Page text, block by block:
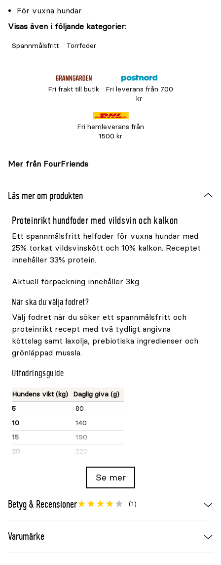
För vuxna hundar
Visas även i följande kategorier:
Spannmålsfritt Torrfoder
Fri frakt till butik
Fri leverans från 700
kr
Fri hemleverans från
1500 kr
Mer från FourFriends
Läs mer om produkten
Proteinrikt hundfoder med vildsvin och kalkon
Ett spannmålsfritt helfoder för vuxna hundar med
25% torkat vildsvinskött och 10% kalkon. Receptet
innehåller 33% protein.
Aktuell förpackning innehåller 3kg.
När ska du välja fodret?
Välj fodret när du söker ett spannmålsfritt och
proteinrikt recept med två tydligt angivna
köttslag samt laxolja, prebiotiska ingredienser och
grönläppad mussla.
Utfodringsguide
Hundens vikt (kg)
Daglig giva (g)
5
80
10
140
15
190
20
220
260
40
360
60
Se mer
Betyg & Recensioner (1)
Varumärke